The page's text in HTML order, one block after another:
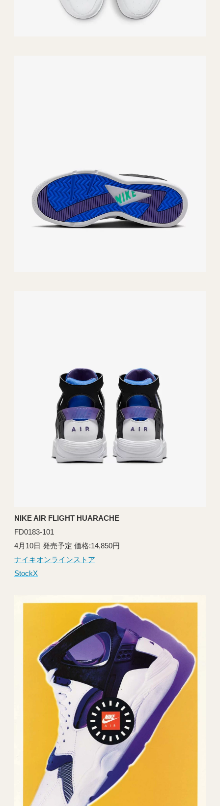
NIKE AIR FLIGHT HUARACHE
FD0183-101
4月10日 発売予定 価格:14,850円
ナイキオンラインストア
StockX